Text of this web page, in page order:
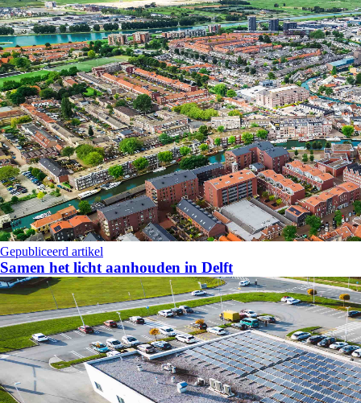
Gepubliceerd artikel
Samen het licht aanhouden in Delft